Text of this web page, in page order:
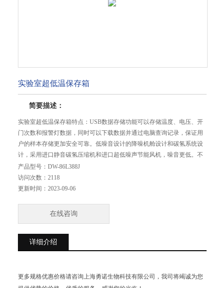
实验室超低温保存箱
简要描述：
实验室超低温保存箱特点：USB数据存储功能可以存储温度、电压、开
门次数和报警灯数据，同时可以下载数据并通过电脑查询记录，保证用
户的样本存储更加安全可靠。低噪音设计的降噪机舱设计和碳氢系统设
计，采用进口静音碳氢压缩机和进口超低噪声节能风机，噪音更低。不
结霜，工作更安心*的五层密封结构加隔热系统设计，有效消除结霜现
象。
产品型号： DW-86L388J
访问次数： 2118
更新时间： 2023-09-06
在线咨询
详细介绍
更多规格优惠价格请咨询上海勇诺生物科技有限公司，我司将竭诚为您